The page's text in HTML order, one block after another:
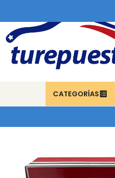
CATEGORÍAS